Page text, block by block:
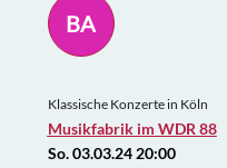
BA
Klassische Konzerte in Köln
Musikfabrik im WDR 88
So. 03.03.24 20:00